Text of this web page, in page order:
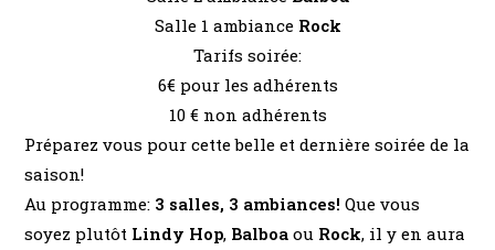
Salle 1 ambianceRock
Tarifs soirée:
6€ pour les adhérents
10 € non adhérents
Préparez vous pour cette belle et dernière soirée de la
saison!
Au programme: 3 salles, 3 ambiances!Que vous
soyez plutôt Lindy Hop, Balboa ou Rock, il y en aura